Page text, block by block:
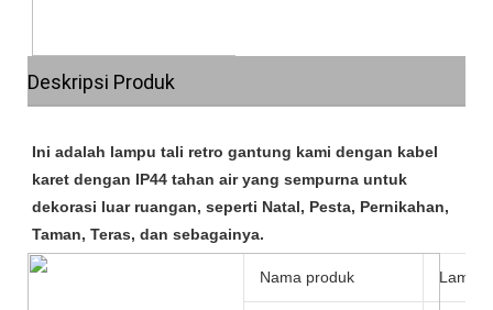
Deskripsi Produk
Ini adalah lampu tali retro gantung kami dengan kabel
karet dengan IP44 tahan air yang sempurna untuk
dekorasi luar ruangan, seperti Natal, Pesta, Pernikahan,
Nama produk